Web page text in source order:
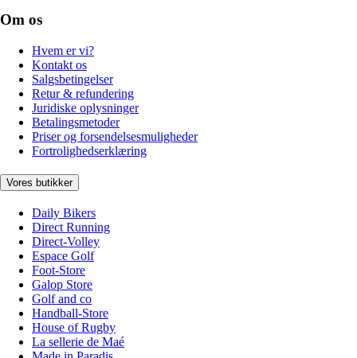
Om os
Hvem er vi?
Kontakt os
Salgsbetingelser
Retur & refundering
Juridiske oplysninger
Betalingsmetoder
Priser og forsendelsesmuligheder
Fortrolighedserklæring
Vores butikker
Daily Bikers
Direct Running
Direct-Volley
Espace Golf
Foot-Store
Galop Store
Golf and co
Handball-Store
House of Rugby
La sellerie de Maé